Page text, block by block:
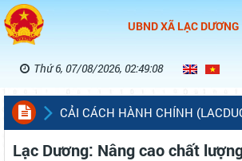
UBND XÃ LẠC DƯƠNG
Thứ 6, 07/08/2026, 02:49:08
CẢI CÁCH HÀNH CHÍNH
Lạc Dương: Nâng cao chất